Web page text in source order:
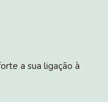
a sua ligação à